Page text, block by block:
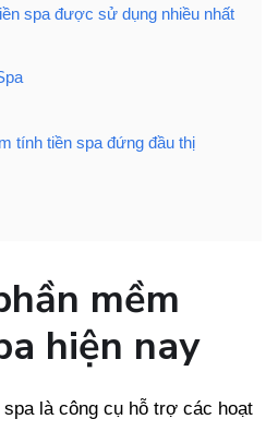
spa được sử dụng nhiều nhất
tính tiền spa đứng đầu thị
mềm
hiện nay
là công cụ hỗ trợ các hoạt